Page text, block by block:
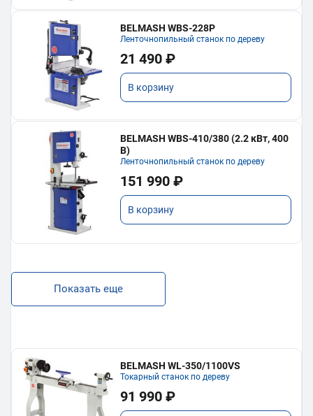
BELMASH WBS-228P
Ленточнопильный станок по дереву
21 490 ₽
В корзину
BELMASH WBS-410/380 (2.2 кВт, 400
В)
Ленточнопильный станок по дереву
151 990 ₽
В корзину
Показать еще
BELMASH WL-350/1100VS
Токарный станок по дереву
91 990 ₽